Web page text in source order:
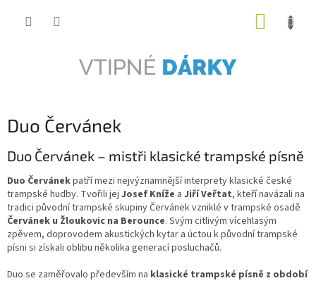
Duo Červánek
Duo Červánek – mistři klasické trampské písně
Duo Červánekpatří mezi nejvýznamnější interprety klasické české
trampské hudby. Tvořili jej Josef Kníže a Jiří Veřtat, kteří navázali na
tradici původní trampské skupiny Červánek vzniklé v trampské osadě
Červánek u Žloukovic na Berounce. Svým citlivým vícehlasým
zpěvem, doprovodem akustických kytar a úctou k původní trampské
písni si získali oblibu několika generací posluchačů.
Duo se zaměřovalo především na klasické trampské písně z období